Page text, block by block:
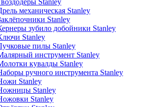
Stanley
механическая Stanley
Stanley
зубило добойники Stanley
Stanley
пилы Stanley
инструмент Stanley
кувалды Stanley
ручного инструмента Stanley
Stanley
Stanley
Stanley